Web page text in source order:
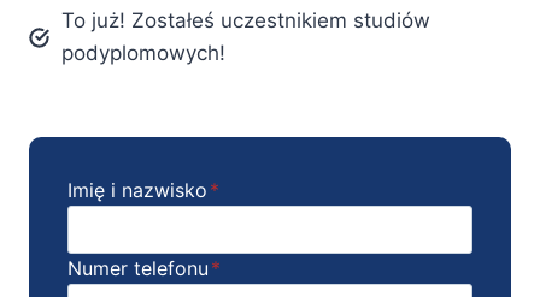
To już! Zostałeś uczestnikiem studiów
podyplomowych!
Imię i nazwisko *
Numer telefonu *